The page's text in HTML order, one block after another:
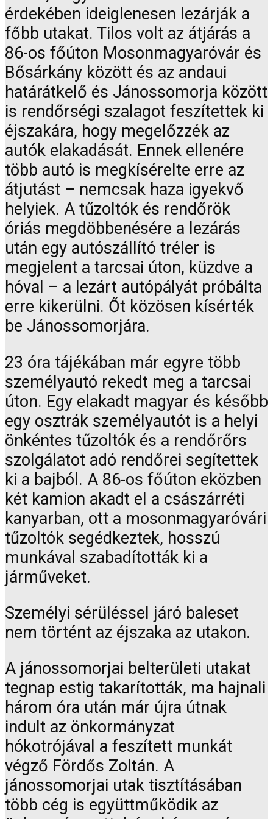
érdekében ideiglenesen lezárják a
főbb utakat. Tilos volt az átjárás a
86-os főúton Mosonmagyaróvár és
Bősárkány között és az andaui
határátkelő és Jánossomorja között
is rendőrségi szalagot feszítettek ki
éjszakára, hogy megelőzzék az
autók elakadását. Ennek ellenére
több autó is megkísérelte erre az
átjutást – nemcsak haza igyekvő
helyiek. A tűzoltók és rendőrök
óriás megdöbbenésére a lezárás
után egy autószállító tréler is
megjelent a tarcsai úton, küzdve a
hóval – a lezárt autópályát próbálta
erre kikerülni. Őt közösen kísérték
be Jánossomorjára.
23 óra tájékában már egyre több
személyautó rekedt meg a tarcsai
úton. Egy elakadt magyar és később
egy osztrák személyautót is a helyi
önkéntes tűzoltók és a rendőrőrs
szolgálatot adó rendőrei segítettek
ki a bajból. A 86-os főúton eközben
két kamion akadt el a császárréti
kanyarban, ott a mosonmagyaróvári
tűzoltók segédkeztek, hosszú
munkával szabadították ki a
járműveket.
Személyi sérüléssel járó baleset
nem történt az éjszaka az utakon.
A jánossomorjai belterületi utakat
tegnap estig takarították, ma hajnali
három óra után már újra útnak
indult az önkormányzat
hókotrójával a feszített munkát
végző Fördős Zoltán. A
jánossomorjai utak tisztításában
több cég is együttműködik az